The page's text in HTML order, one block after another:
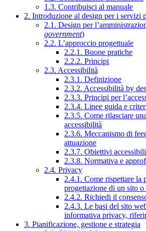
1.3. Contribuisci al manuale
2. Introduzione al design per i servizi
2.1. Design per
government)
2.2. L’approccio progettuale
2.2.1. Buone pratiche
2.2.2. Principi
2.3. Accessibilità
2.3.1. Definizione
2.3.2. Accessibilità by
2.3.3. Principi per
2.3.4. Linee guida e
2.3.5. Come rilasciare
accessibilità
2.3.6. Meccanismo di
attuazione
2.3.7. Obiettivi
2.3.8. Normativa e
2.4. Privacy
2.4.1. Come rispettare la
progettazione di un sito
2.4.2. Richiedi il
2.4.3. Le basi del sito
informativa privacy,
3. Pianificazione, gestione e strategia